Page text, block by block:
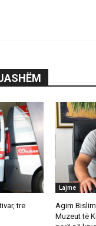
tre
Lajme
Agim
Muzeut të